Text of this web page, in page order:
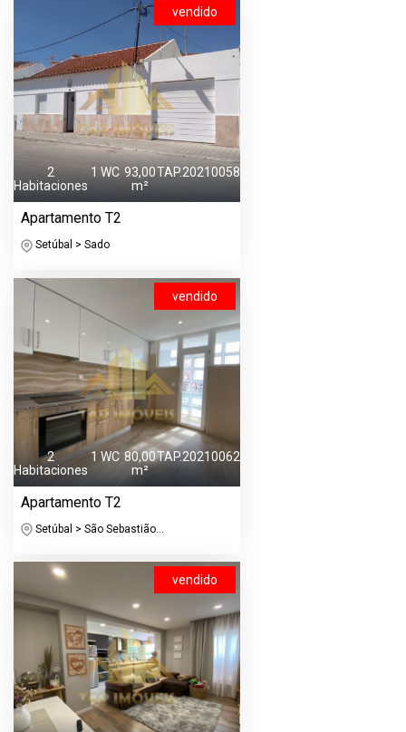
vendido
2
Habitaciones
1 WC 93,00
m²
TAP.20210058
Apartamento T2
Setúbal > Sado
vendido
2
Habitaciones
1 WC 80,00
m²
TAP.20210062
Apartamento T2
Setúbal > São Sebastião...
vendido